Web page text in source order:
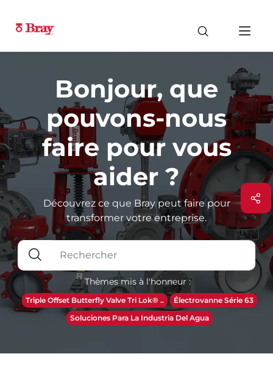
Bonjour, que
pouvons-nous
faire pour vous
aider ?
Découvrez ce que Bray peut faire pour
transformer votre entreprise.
Thèmes mis à l'honneur :
Triple Offset Butterfly Valve Tri Lok® ..
Électrovanne Série 63
Soluciones Para La Industria Del Agua